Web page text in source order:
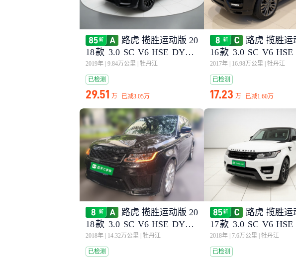
路虎 揽胜运动版 20
18款 3.0 SC V6 HSE DYNA
MIC
2019年 9.84万公里 牡丹江
已检测
29.51 万 已减3.05万
路虎 揽胜运
16款 3.0 SC V6 HSE
MIC
2017年 16.98万公里 牡丹江
已检测
17.23 万 已减1.60万
路虎 揽胜运动版 20
18款 3.0 SC V6 HSE DYNA
MIC
2018年 14.32万公里 牡丹江
已检测
路虎 揽胜运
17款 3.0 SC V6 HSE
MIC
2018年 7.6万公里 牡丹江
已检测